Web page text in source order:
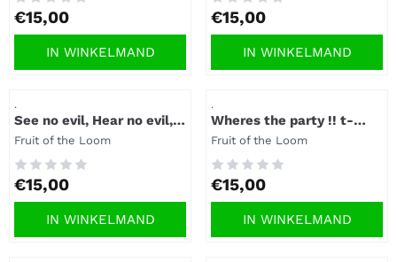
Prijs: 15,00
€15,00
IN WINKELMAND
Prijs: 15,00
€15,00
IN WINKELMAND
Artikelnummer
.
See no evil, Hear no evil,
Speak no evil t-shirt.
Merk:
Fruit of the Loom
Prijs: 15,00
€15,00
IN WINKELMAND
Artikelnummer
.
Wheres the party !! t-
shirt.
Merk:
Fruit of the Loom
Prijs: 15,00
€15,00
IN WINKELMAND